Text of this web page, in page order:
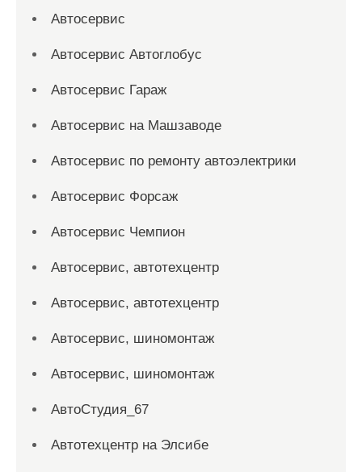
Автосервис
Автосервис Автоглобус
Автосервис Гараж
Автосервис на Машзаводе
Автосервис по ремонту автоэлектрики
Автосервис Форсаж
Автосервис Чемпион
Автосервис, автотехцентр
Автосервис, автотехцентр
Автосервис, шиномонтаж
Автосервис, шиномонтаж
АвтоСтудия_67
Автотехцентр на Элсибе